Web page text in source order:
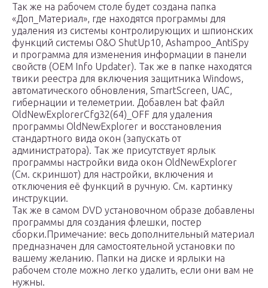
Так же на рабочем столе будет создана папка
«Доп_Материал», где находятся программы для
удаления из системы контролирующих и шпионских
функций системы O&O ShutUp10, Ashampoo_AntiSpy
и программа для изменения информации в панели
свойств (OEM Info Updater). Так же в папке находятся
твики реестра для включения защитника Windows,
автоматического обновления, SmartScreen, UAC,
гибернации и телеметрии. Добавлен bat файл
OldNewExplorerCfg32(64)_OFF для удаления
программы OldNewExplorer и восстановления
стандартного вида окон (запускать от
администратора). Так же присутствует ярлык
программы настройки вида окон OldNewExplorer
(См. скриншот) для настройки, включения и
отключения её функций в ручную. См. картинку
инструкции.
Так же в самом DVD установочном образе добавлены
программы для создания флешки, постер
сборки.Примечание: весь дополнительный материал
предназначен для самостоятельной установки по
вашему желанию. Папки на диске и ярлыки на
рабочем столе можно легко удалить, если они вам не
нужны.